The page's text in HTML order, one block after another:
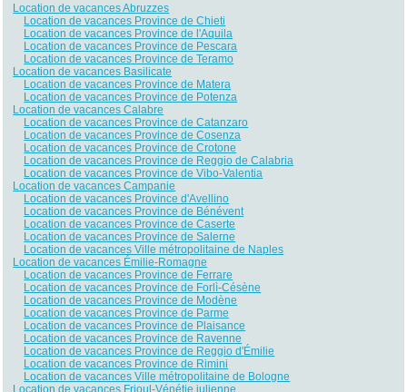
Location de vacances Abruzzes
Location de vacances Province de Chieti
Location de vacances Province de l'Aquila
Location de vacances Province de Pescara
Location de vacances Province de Teramo
Location de vacances Basilicate
Location de vacances Province de Matera
Location de vacances Province de Potenza
Location de vacances Calabre
Location de vacances Province de Catanzaro
Location de vacances Province de Cosenza
Location de vacances Province de Crotone
Location de vacances Province de Reggio de Calabria
Location de vacances Province de Vibo-Valentia
Location de vacances Campanie
Location de vacances Province d'Avellino
Location de vacances Province de Bénévent
Location de vacances Province de Caserte
Location de vacances Province de Salerne
Location de vacances Ville métropolitaine de Naples
Location de vacances Émilie-Romagne
Location de vacances Province de Ferrare
Location de vacances Province de Forlì-Césène
Location de vacances Province de Modène
Location de vacances Province de Parme
Location de vacances Province de Plaisance
Location de vacances Province de Ravenne
Location de vacances Province de Reggio d'Émilie
Location de vacances Province de Rimini
Location de vacances Ville métropolitaine de Bologne
Location de vacances Frioul-Vénétie julienne